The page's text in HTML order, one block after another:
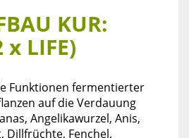
KUR:
x LIFE)
Funktionen fermentierter
auf die Verdauung
Angelikawurzel, Anis,
Dillfrüchte, Fenchel,